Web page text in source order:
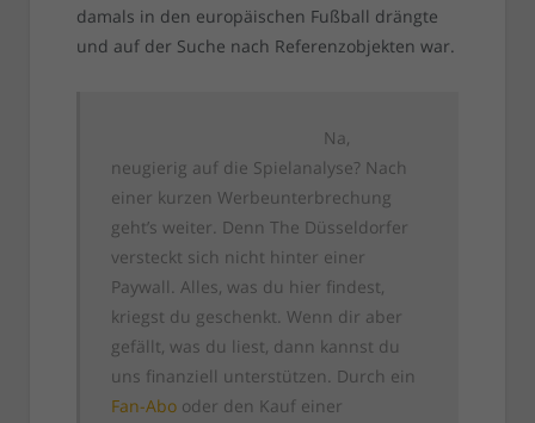
damals in den europäischen Fußball drängte
und auf der Suche nach Referenzobjekten war.
Na,
neugierig auf die Spielanalyse? Nach
einer kurzen Werbeunterbrechung
geht’s weiter. Denn The Düsseldorfer
versteckt sich nicht hinter einer
Paywall. Alles, was du hier findest,
kriegst du geschenkt. Wenn dir aber
gefällt, was du liest, dann kannst du
uns finanziell unterstützen. Durch ein
Fan-Abooder den Kauf einer